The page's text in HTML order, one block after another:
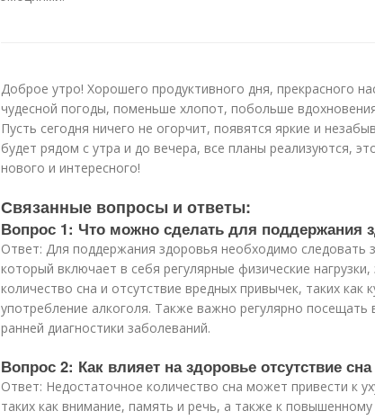
Доброе утро! Хорошего продуктивного дня, прекрасного
чудесной погоды, поменьше хлопот, побольше
Пусть сегодня ничего не огорчит, появятся яркие и
будет рядом с утра и до вечера, все планы реализуются,
нового и интересного!
Связанные вопросы и ответы:
Вопрос 1: Что можно сделать для поддержания
Ответ: Для поддержания здоровья необходимо следовать
который включает в себя регулярные физические
количество сна и отсутствие вредных привычек, таких как
употребление алкоголя. Также важно регулярно посещать
ранней диагностики заболеваний.
Вопрос 2: Как влияет на здоровье отсутствие сна
Ответ: Недостаточное количество сна может привести к
таких как внимание, память и речь, а также к повышенному